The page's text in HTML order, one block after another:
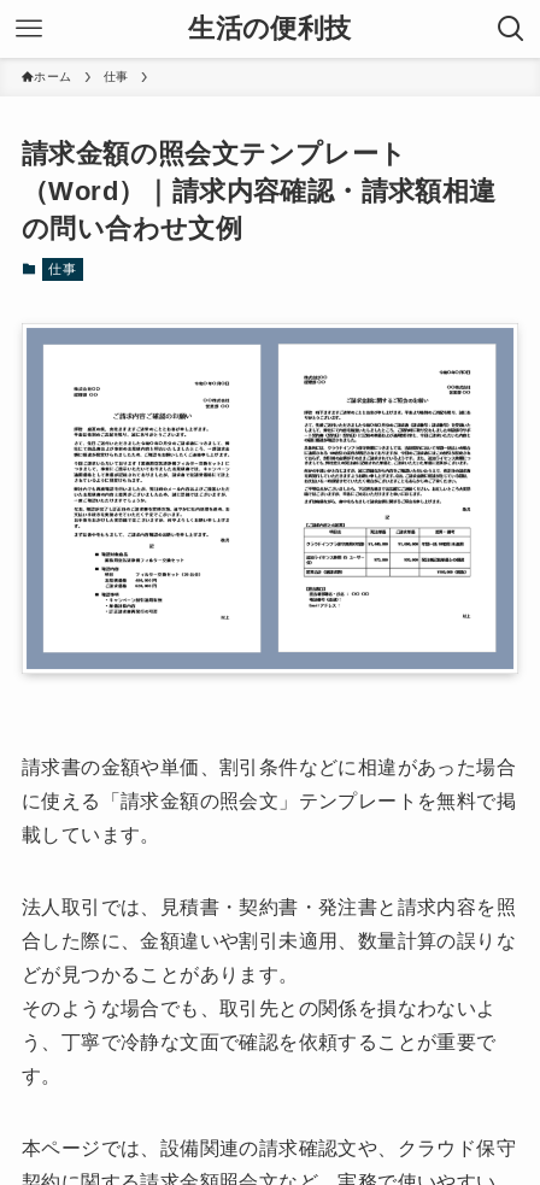
生活の便利技
ホーム 仕事
請求金額の照会文テンプレート
（Word）｜請求内容確認・請求額相違
の問い合わせ文例
仕事
請求書の金額や単価、割引条件などに相違があった場合
に使える「請求金額の照会文」テンプレートを無料で掲
載しています。
法人取引では、見積書・契約書・発注書と請求内容を照
合した際に、金額違いや割引未適用、数量計算の誤りな
どが見つかることがあります。
そのような場合でも、取引先との関係を損なわないよ
う、丁寧で冷静な文面で確認を依頼することが重要で
す。
本ページでは、設備関連の請求確認文や、クラウド保守